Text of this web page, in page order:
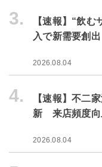
3.
【速報】“飲
入で新需要創出
2026.08.04
4.
【速報】不二
新 来店頻度向
2026.08.04